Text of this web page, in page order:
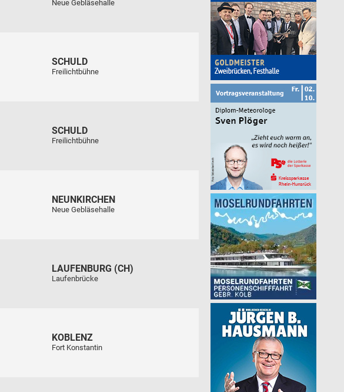
Neue Gebläsehalle
SCHULD
Freilichtbühne
SCHULD
Freilichtbühne
NEUNKIRCHEN
Neue Gebläsehalle
LAUFENBURG (CH)
Laufenbrücke
KOBLENZ
Fort Konstantin